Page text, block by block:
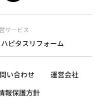
サービス
ハピタスリフォーム
い合わせ
運営会社
報保護方針